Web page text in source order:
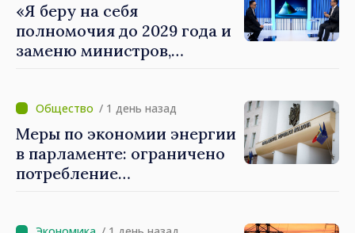
«Я беру на себя
полномочия до 2029 года и
заменю министров,
премьер-министр Василе
Тофан
/ 1 день назад
Меры по экономии энергии
в парламенте: ограничено
потребление